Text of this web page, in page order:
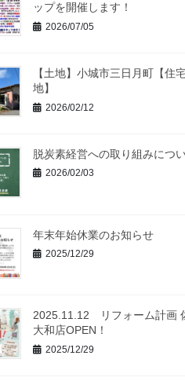
ップを開催します！
2026/07/05
【土地】小城市三日月町【住
地】
2026/02/12
脱炭素経営への取り組みにつ
2026/02/03
年末年始休業のお知らせ
2025/12/29
2025.11.12 リフォーム計画
大和店OPEN！
2025/12/29